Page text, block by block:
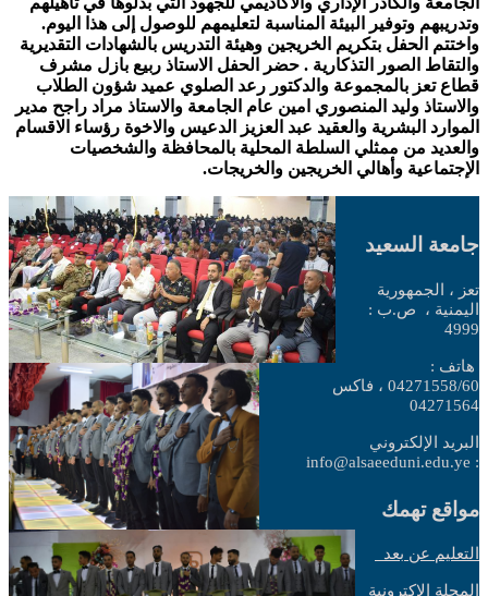
وتدريبهم وتوفير البيئة المناسبة لتعليمهم للوصول إلى هذا اليوم.
واختتم الحفل بتكريم الخريجين وهيئة التدريس بالشهادات التقديرية
والتقاط الصور التذكارية . حضر الحفل الاستاذ ربيع بازل مشرف
قطاع تعز بالمجموعة والدكتور رعد الصلوي عميد شؤون الطلاب
والاستاذ وليد المنصوري امين عام الجامعة والاستاذ مراد راجح مدير
الموارد البشرية والعقيد عبد العزيز الدعيس والاخوة رؤساء الاقسام
والعديد من ممثلي السلطة المحلية بالمحافظة والشخصيات
الإجتماعية وأهالي الخريجين والخريجات.
جامعة السعيد
تعز ، الجمهورية
اليمنية ،
ص.ب :
4999
هاتف :
04271558/60 ، فاكس
04271564
البريد الإلكتروني
: info@alsaeeduni.edu.ye
مواقع تهمك
التعليم عن بعد
المجلة الإكترونية